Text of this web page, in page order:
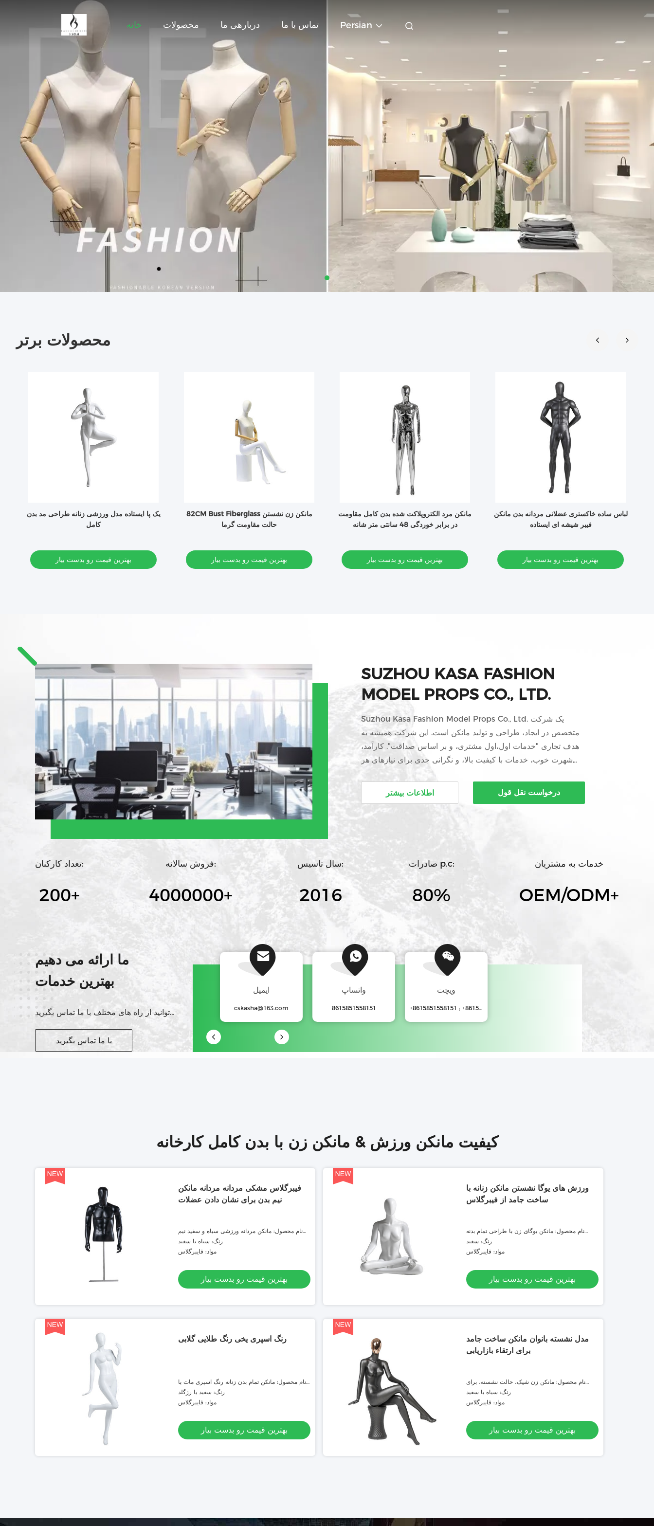
خانه محصولات دربارهی ما تماس با ما Persian
محصولات برتر
یک پا ایستاده مدل ورزشی زنانه طراحی مد بدن
کامل
بهترین قیمت رو بدست بیار
82CM Bust Fiberglass مانکن زن نشستن
حالت مقاومت گرما
بهترین قیمت رو بدست بیار
مانکن مرد الکتروپلاکت شده بدن کامل مقاومت
در برابر خوردگی 48 سانتی متر شانه
بهترین قیمت رو بدست بیار
لباس ساده خاکستری عضلانی مردانه بدن مانکن
فیبر شیشه ای ایستاده
بهترین قیمت رو بدست بیار
SUZHOU KASA FASHION
MODEL PROPS CO., LTD.
Suzhou Kasa Fashion Model Props Co., Ltd. یک شرکت
متخصص در ایجاد، طراحی و تولید مانکن است. این شرکت همیشه به
هدف تجاری "خدمات اول،اول مشتری، و بر اساس صداقت". کارآمد،
شهرت خوب، خدمات با کیفیت بالا، و نگرانی جدی برای نیازهای هر
مشتری. وقف همکاری با کسب و کار داخلی و خارجی،توسعه مشترک
و ایجاد درخشان....
اطلاعات بیشتر درخواست نقل قول
تعداد کارکنان:
200+
فروش سالانه:
4000000+
سال تاسیس:
2016
صادرات p.c:
80%
خدمات به مشتریان
OEM/ODM+
بهترین خدمات
شما می توانید از راه های مختلف با ما تماس بگیرید
با ما تماس بگیرید
ایمیل
cskasha@163.com
واتساپ
8615851558151
ویچت
+8615851558151 ; +8615250343465
کیفیت مانکن ورزش & مانکن زن با بدن کامل کارخانه
فیبرگلاس مشکی مردانه مردانه مانکن
نیم بدن برای نشان دادن عضلات
نام محصول: مانکن مردانه ورزشی سیاه و سفید نیم
تنه برای عضلات ویترینی
رنگ: سیاه یا سفید
مواد: فایبرگلاس
بهترین قیمت رو بدست بیار
ورزش های یوگا نشستن مانکن زنانه با
ساخت جامد از فیبرگلاس
نام محصول: مانکن یوگای زن با طراحی تمام بدنه
فایبرگلاس پنجره ورزشی
رنگ: سفید
مواد: فایبرگلاس
بهترین قیمت رو بدست بیار
رنگ اسپری یخی رنگ طلایی گلابی
نام محصول: مانکن تمام بدن زنانه رنگ اسپری مات با
حالت بدنی زیبا، ماهیچه های واقعی و طراحی منحصر
به فرد سر
رنگ: سفید یا رزگلد
مواد: فایبرگلاس
بهترین قیمت رو بدست بیار
مدل نشسته بانوان مانکن ساخت جامد
برای ارتقاء بازاریابی
نام محصول: مانکن زن شیک، حالت نشسته، برای
تبلیغات تجاری و بازاریابی
رنگ: سیاه یا سفید
مواد: فایبرگلاس
بهترین قیمت رو بدست بیار